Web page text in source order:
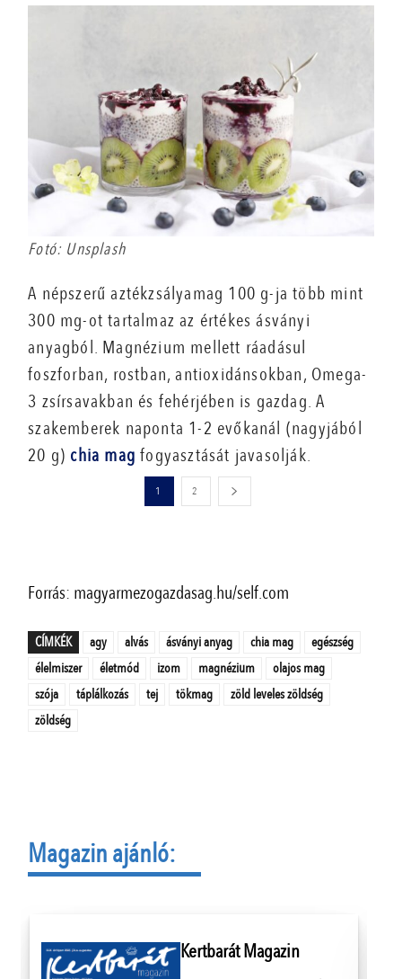
Fotó: Unsplash
A népszerű aztékzsályamag 100 g-ja több mint
300 mg-ot tartalmaz az értékes ásványi
anyagból. Magnézium mellett ráadásul
foszforban, rostban, antioxidánsokban, Omega-
3 zsírsavakban és fehérjében is gazdag. A
szakemberek naponta 1-2 evőkanál (nagyjából
20 g) chia mag fogyasztását javasolják.
1 2
Forrás: magyarmezogazdasag.hu/self.com
CÍMKÉK agy alvás ásványi anyag chia mag
egészség
élelmiszer
életmód izom magnézium
olajos mag
szója
táplálkozás tej tökmag
zöld leveles zöldség
zöldség
Magazin ajánló:
Kertbarát Magazin